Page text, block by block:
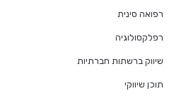
רפואה סינית
רפלקסולוגיה
שיווק ברשתות חברתיות
תוכן שיווקי